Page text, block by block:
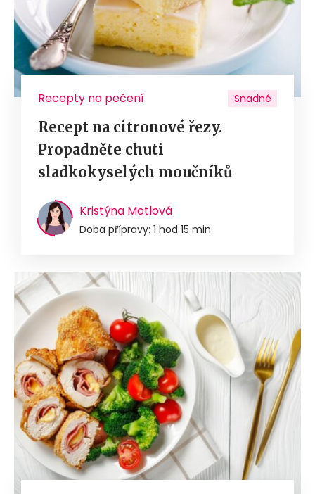
Recepty na pečení Snadné
Recept na citronové řezy.
Propadněte chuti
sladkokyselých moučníků
Kristýna Motlová
Doba přípravy: 1 hod 15 min